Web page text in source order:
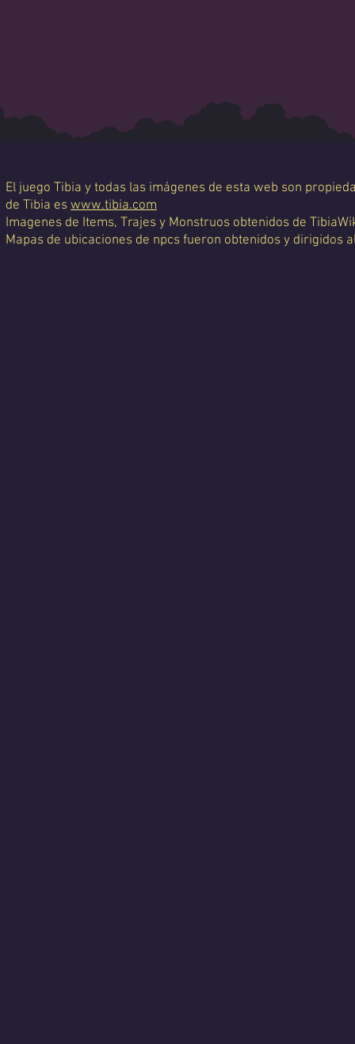
El juego Tibia y todas las imágenes de esta web son
de Tibia es www.tibia.com
Imagenes de Items, Trajes y Monstruos obtenidos de
Mapas de ubicaciones de npcs fueron obtenidos y dirigidos